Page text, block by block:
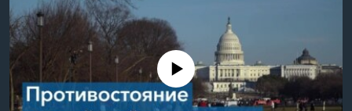
Learning English
СОЦИАЛЬНЫЕ СЕТИNo media source currently available